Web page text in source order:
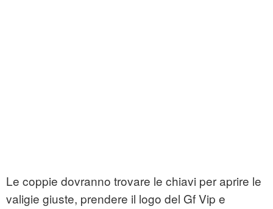
Le coppie dovranno trovare le chiavi per aprire le
valigie giuste, prendere il logo del Gf Vip e